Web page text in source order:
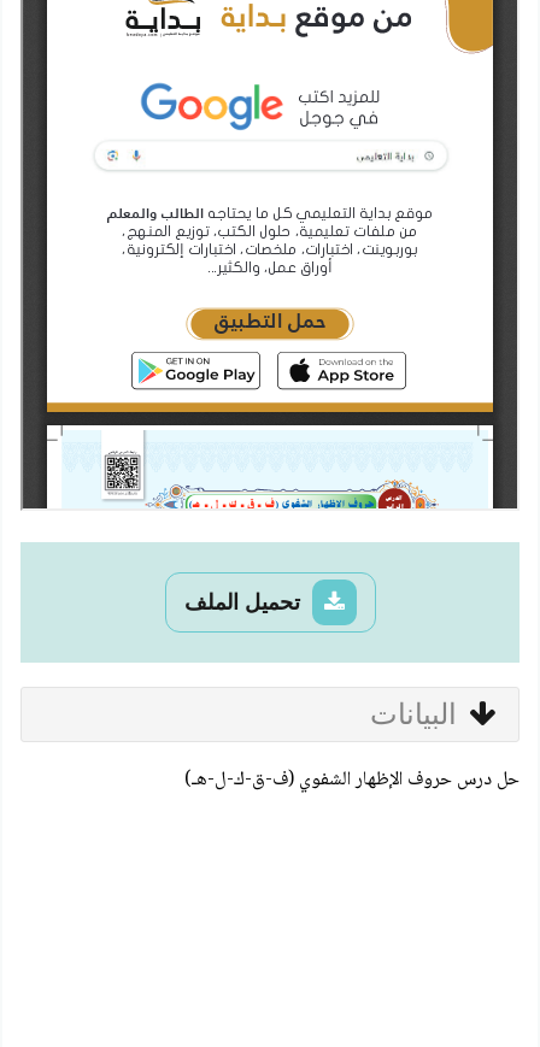
تحميل الملف
البيانات
حل درس حروف الإظهار الشفوي (ف-ق-ك-ل-هـ)